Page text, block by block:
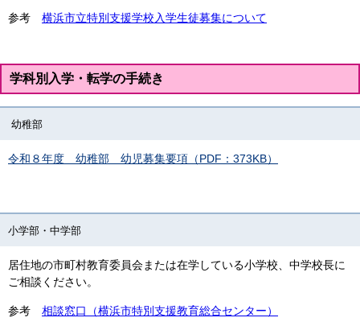
参考 横浜市立特別支援学校入学生徒募集について
学科別入学・転学の手続き
幼稚部
令和８年度 幼稚部 幼児募集要項（PDF：373KB）
小学部・中学部
居住地の市町村教育委員会または在学している小学校、中学校長に
ご相談ください。
参考 相談窓口（横浜市特別支援教育総合センター）